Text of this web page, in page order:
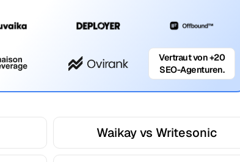
Vertraut von +20
SEO-Agenturen.
Waikay vs Writesonic